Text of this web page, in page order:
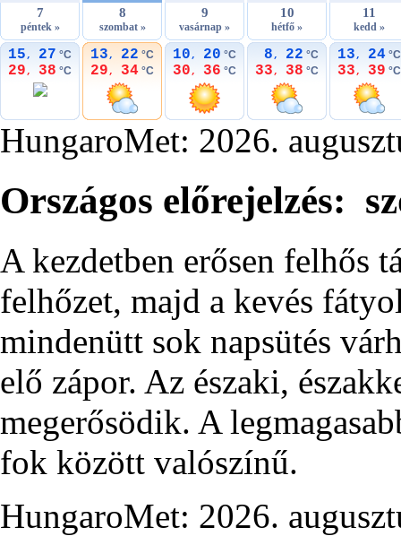
7
péntek »
15, 27 °C
29, 38 °C
8
szombat »
13, 22 °C
29, 34 °C
9
vasárnap »
10, 20 °C
30, 36 °C
10
hétfő »
8, 22 °C
33, 38 °C
11
kedd »
13, 24 °C
33, 39 °C
HungaroMet: 2026.
Országos előrejelzés:
A kezdetben erősen felhős
felhőzet, majd a kevés
mindenütt sok napsütés
elő zápor. Az északi,
megerősödik. A
fok között valószínű.
HungaroMet: 2026.